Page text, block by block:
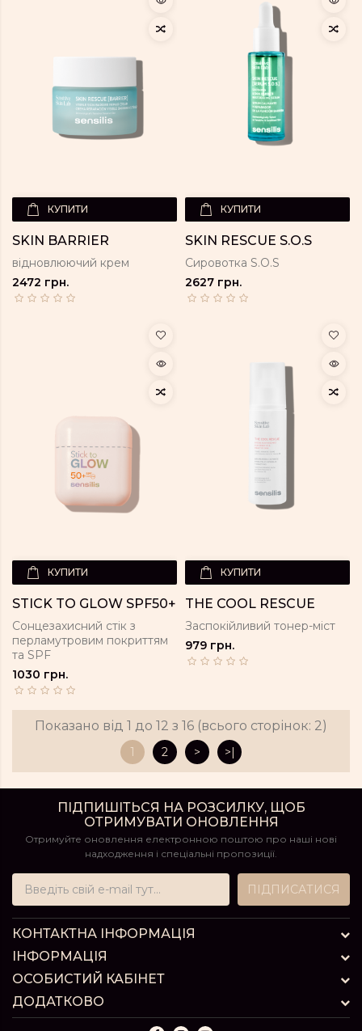
КУПИТИ
SKIN BARRIER
відновлюючий крем
2472 грн.
КУПИТИ
SKIN RESCUE S.O.S
Сировотка S.O.S
2627 грн.
КУПИТИ
STICK TO GLOW SPF50+
Сонцезахисний стік з
перламутровим покриттям
та SPF
1030 грн.
КУПИТИ
THE COOL RESCUE
Заспокійливий тонер-міст
979 грн.
Показано від 1 до 12 з 16 (всього сторінок: 2)
1 2 > >|
ПІДПИШІТЬСЯ НА РОЗСИЛКУ, ЩОБ
ОТРИМУВАТИ ОНОВЛЕННЯ
Отримуйте оновлення електронною поштою про наші нові
надходження і спеціальні пропозиції.
ПІДПИСАТИСЯ
КОНТАКТНА ІНФОРМАЦІЯ
ІНФОРМАЦІЯ
ОСОБИСТИЙ КАБІНЕТ
ДОДАТКОВО